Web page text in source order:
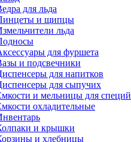
для льда
и щипцы
льда
для фуршета
и подсвечники
для напитков
для сыпучих
и мельницы для специй
охладительные
и крышки
и хлебницы